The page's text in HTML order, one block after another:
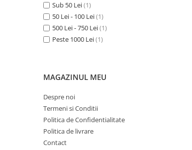
Polizor mini
Unghiulare/drepte
Prelungitoare curent
Redresoare/robot pornire/starter
Stabilizatoare curent AVR
Strung lemn electric
Sub 50 Lei(1)
50 Lei - 100 Lei(1)
500 Lei - 750 Lei(1)
Peste 1000 Lei(1)
MAGAZINUL MEU
Despre noi
Termeni si Conditii
Politica de Confidentialitate
Politica de livrare
Contact